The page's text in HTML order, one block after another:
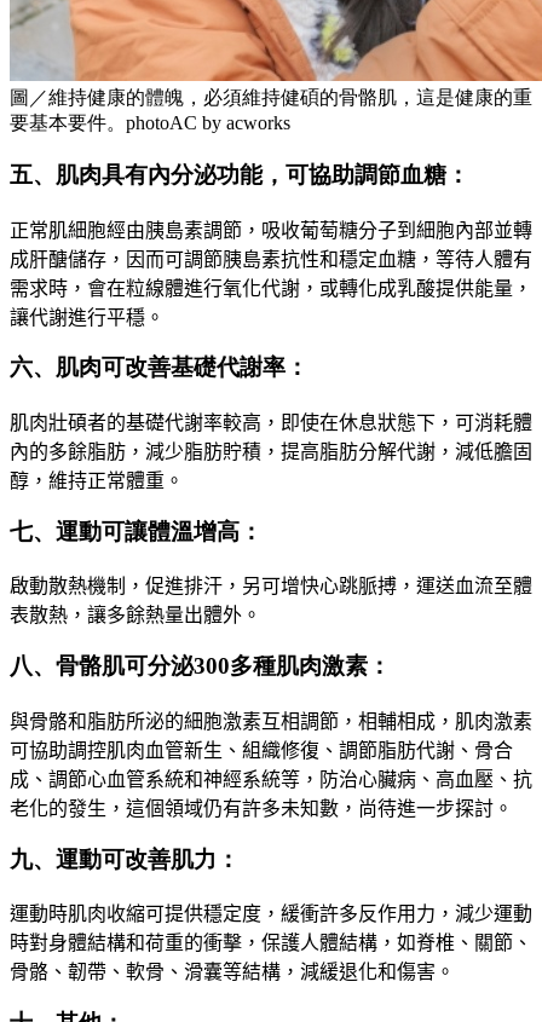
圖／維持健康的體魄，必須維持健碩的骨骼肌，這是健康的重
要基本要件。photoAC by acworks
五、肌肉具有內分泌功能，可協助調節血糖：
正常肌細胞經由胰島素調節，吸收葡萄糖分子到細胞內部並轉
成肝醣儲存，因而可調節胰島素抗性和穩定血糖，等待人體有
需求時，會在粒線體進行氧化代謝，或轉化成乳酸提供能量 ，
讓代謝進行平穩 。
六、肌肉可改善基礎代謝率：
肌肉壯碩者的基礎代謝率較高，即使在休息狀態下，可消耗體
內的多餘脂肪，減少脂肪貯積 ， 提高脂肪分解代謝，減低膽固
醇，維持正常體重。
七、運動可讓體溫增高：
啟動散熱機制，促進排汗 ， 另可增快心跳脈搏，運送血流至體
表散熱，讓多餘熱量出體外 。
八、骨骼肌可分泌300多種肌肉激素：
與骨骼和脂肪所泌的細胞激素互相調節，相輔相成，肌肉激素
可協助調控肌肉血管新生、組織修復、調節脂肪代謝、骨合
成、調節心血管系統和神經系統等，防治心臟病、高血壓、抗
老化的發生，這個領域仍有許多未知數，尚待進一步探討。
九、運動可改善肌力：
運動時肌肉收縮可提供穩定度，緩衝許多反作用力，減少運動
時對身體結構和荷重的衝擊，保護人體結構 ， 如脊椎 、 關節、
骨骼、韌帶、軟骨、滑囊等結構，減緩退化和傷害。